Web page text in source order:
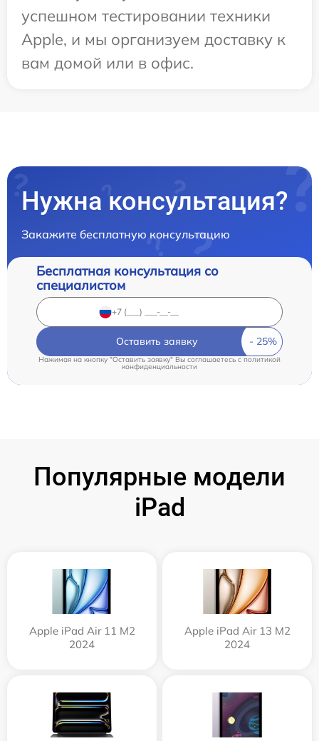
успешном тестировании техники
Apple, и мы организуем доставку к
вам домой или в офис.
Нужна консультация?
Закажите бесплатную консультацию
Бесплатная консультация со
специалистом
Оставить заявку
Нажимая на кнопку "Оставить заявку" Вы соглашаетесь cполитикой
конфиденциальности
Популярные модели
iPad
Apple iPad Air 11 M2
2024
Apple iPad Air 13 M2
2024